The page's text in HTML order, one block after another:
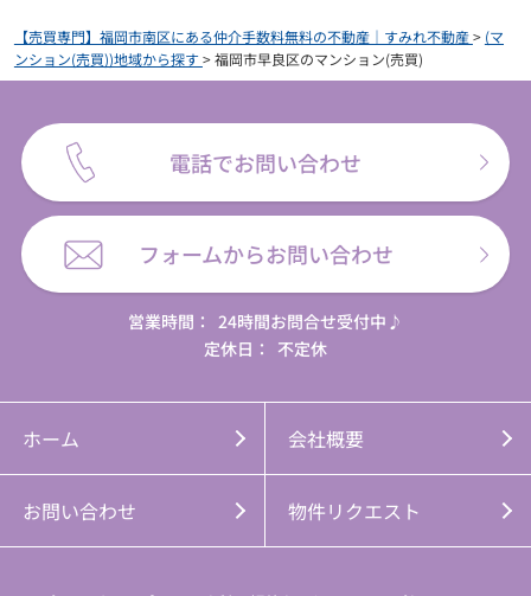
【売買専門】福岡市南区にある仲介手数料無料の不動産｜すみれ不動産> (マ
ンション(売買))地域から探す>福岡市早良区のマンション(売買)
電話でお問い合わせ
フォームからお問い合わせ
営業時間： 24時間お問合せ受付中♪
定休日：
不定休
ホーム 会社概要
お問い合わせ 物件リクエスト